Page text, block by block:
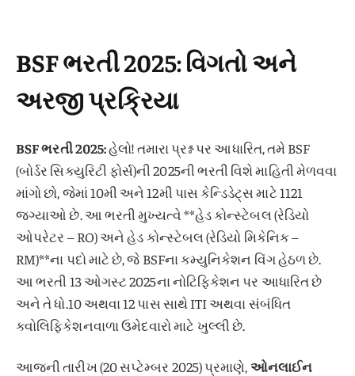
BSF ભરતી 2025: વિગતો અને
અરજી પ્રક્રિયા
BSF ભરતી 2025:હેલો! તમારા પ્રશ્ન પર આધારિત, તમે BSF
(બોર્ડર સિક્યુરિટી ફોર્સ)ની 2025ની ભરતી વિશે માહિતી મેળવવા
માંગો છો, જેમાં 10મી અને 12મી પાસ કેન્ડિડેટ્સ માટે 1121
જગ્યાઓ છે. આ ભરતી મુખ્યત્વે **હેડ કોન્સ્ટેબલ (રેડિયો
ઓપરેટર – RO) અને હેડ કોન્સ્ટેબલ (રેડિયો મિકેનિક –
RM)**ના પદો માટે છે, જે BSFના કમ્યુનિકેશન વિંગ હેઠળ છે.
આ ભરતી 13 ઓગસ્ટ 2025ના નોટિફિકેશન પર આધારિત છે
અને તે ધો.10 અથવા 12 પાસ સાથે ITI અથવા સંબંધિત
ક્વોલિફિકેશનવાળા ઉમેદવારો માટે ખુલ્લી છે.
આજની તારીખ (20 સપ્ટેમ્બર 2025) પ્રમાણે,ઓનલાઈન